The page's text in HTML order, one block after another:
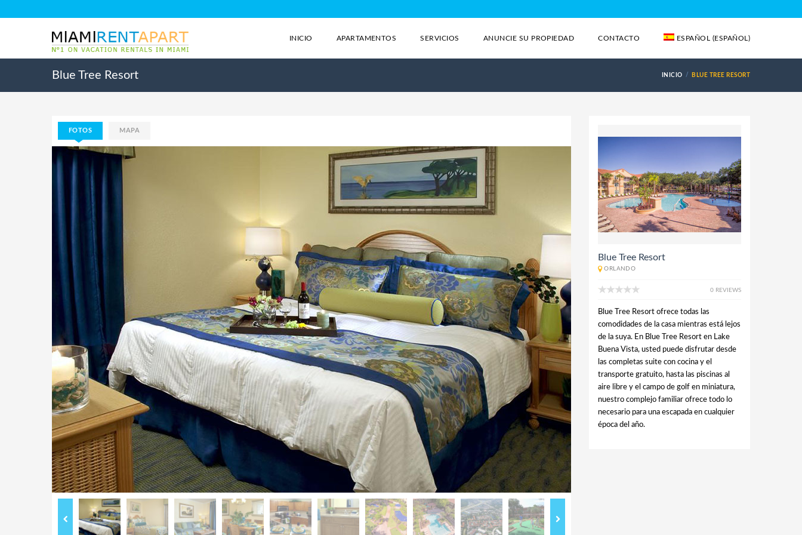
INICIO APARTAMENTOS SERVICIOS ANUNCIE SU PROPIEDAD CONTACTO ESPAÑOL (ESPAÑOL )
Blue Tree Resort INICIO BLUE TREE RESORT
FOTOS MAPA
Blue Tree Resort
ORLANDO
0 REVIEWS
Blue Tree Resort ofrece todas las
comodidades de la casa mientras está lejos
de la suya. En Blue Tree Resort en Lake
Buena Vista, usted puede disfrutar desde
las completas suite con cocina y el
transporte gratuito, hasta las piscinas al
aire libre y el campo de golf en miniatura,
nuestro complejo familiar ofrece todo lo
necesario para una escapada en cualquier
época del año.